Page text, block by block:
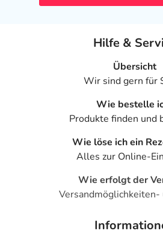
Welche unerwünschten
- Verstärktes Wachstum der
- Trichiasis (Augenreizung, durch
- Verfärbungen des Augenlids
- Reizerscheinungen am Auge, wie:
- Juckreiz am Auge
- Augenbrennen und -stechen
Hilfe &
Übersicht
Wir sind gern für
Wie bestelle
Produkte finden und
Wie löse ich ein
Alles zur Online-
Wie erfolgt der
Versandmöglichkeiten-